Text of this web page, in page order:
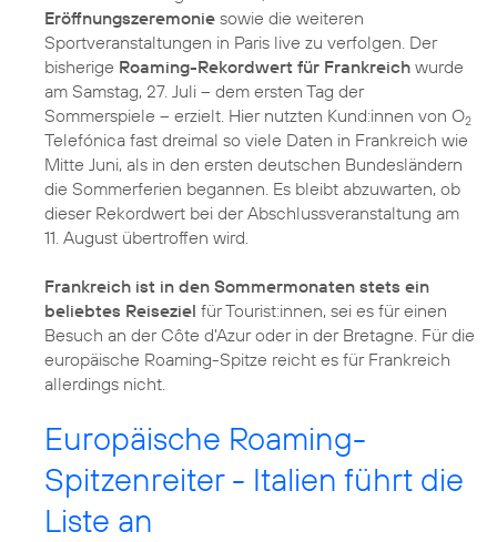
Eröffnungszeremonie sowie die weiteren
Sportveranstaltungen in Paris live zu verfolgen. Der
bisherige Roaming-Rekordwert für Frankreich wurde
am Samstag, 27. Juli – dem ersten Tag der
Sommerspiele – erzielt. Hier nutzten Kund:innen von O2
Telefónica fast dreimal so viele Daten in Frankreich wie
Mitte Juni, als in den ersten deutschen Bundesländern
die Sommerferien begannen. Es bleibt abzuwarten, ob
dieser Rekordwert bei der Abschlussveranstaltung am
11. August übertroffen wird.
Frankreich ist in den Sommermonaten stets ein
beliebtes Reiseziel für Tourist:innen, sei es für einen
Besuch an der Côte d'Azur oder in der Bretagne. Für die
europäische Roaming-Spitze reicht es für Frankreich
allerdings nicht.
Europäische Roaming-
Spitzenreiter - Italien führt die
Liste an